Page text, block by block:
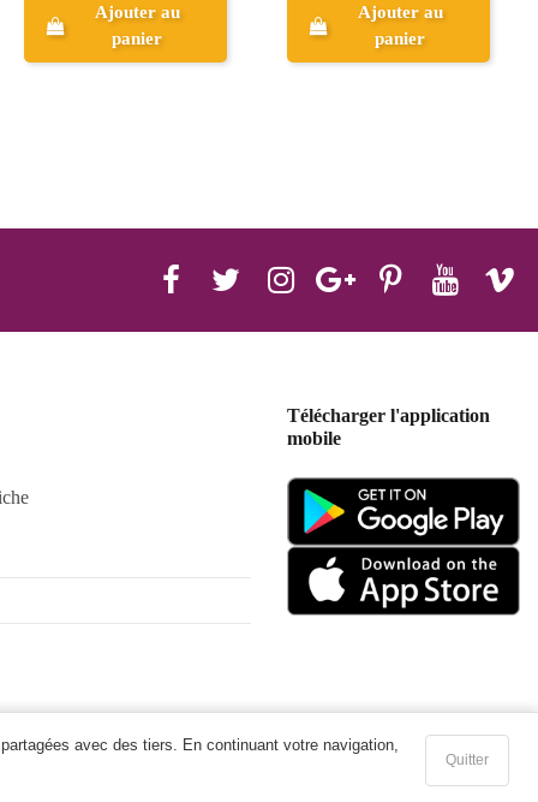
avec des tiers. En continuant votre navigation,
Quitter
Ajouter au
panier
Ajouter au
panier
Télécharger l'application
mobile